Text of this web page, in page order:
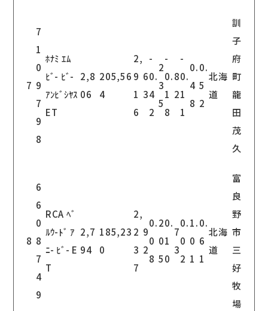
7
7
1
0
9
7
9
8
ﾎﾅﾐ ｴﾑ
ﾋﾞ- ﾋﾞ-
ｱﾝﾋﾞｼﾔｽ
ET
2,8
06
205,56
4
2,
9
1
6
6
3
-
0.
4
2
2
3
5
-
0.
1
8
8
2
-
0.
1
1
0.
4
8
0.
5
2
北海
道
訓
子
府
町
龍
田
茂
久
8
6
6
0
8
7
4
9
RCA ﾍﾞ
ﾙｳ-ﾄﾞ ｱ
ﾆ- ﾋﾞ- E
T
2,7
94
185,23
0
2,
2
3
7
9
2
0.
0
8
2
0
5
0.
1
0
7
3
0.
0
2
1.
0
1
0.
6
1
北海
道
富
良
野
市
三
好
牧
場